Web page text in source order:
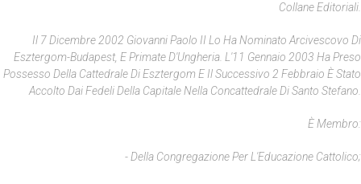
Collane Editoriali.
Il 7 Dicembre 2002 Giovanni Paolo II Lo Ha Nominato Arcivescovo Di
Esztergom-Budapest, E Primate D'Ungheria. L'11 Gennaio 2003 Ha Preso
Possesso Della Cattedrale Di Esztergom E Il Successivo 2 Febbraio È Stato
Accolto Dai Fedeli Della Capitale Nella Concattedrale Di Santo Stefano.
È Membro:
- Della Congregazione Per L'Educazione Cattolico;